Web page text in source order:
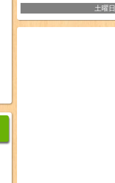
土曜日